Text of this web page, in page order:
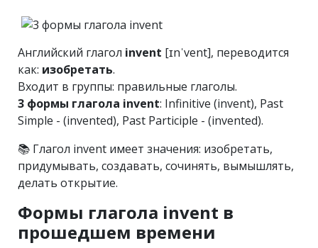
Английский глагол invent [ɪnˈvent], переводится
как: изобретать.
Входит в группы: правильные глаголы.
3 формы глагола invent: Infinitive (invent), Past
Simple - (invented), Past Participle - (invented).
📚 Глагол invent имеет значения: изобретать,
придумывать, создавать, сочинять, вымышлять,
делать открытие.
Формы глагола invent в
прошедшем времени